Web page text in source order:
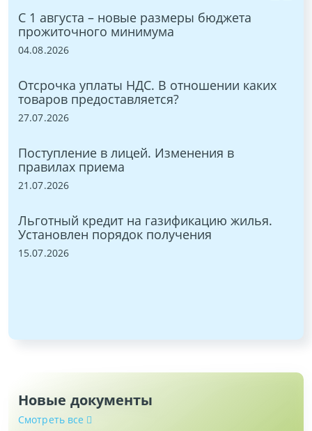
С 1 августа – новые размеры бюджета
прожиточного минимума
04.08.2026
Отсрочка уплаты НДС. В отношении каких
товаров предоставляется?
27.07.2026
Поступление в лицей. Изменения в
правилах приема
21.07.2026
Льготный кредит на газификацию жилья.
Установлен порядок получения
15.07.2026
Новые документы
Смотреть все